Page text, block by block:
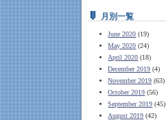
月別一覧
June 2020 (19)
May 2020 (24)
April 2020 (18)
December 2019 (4)
November 2019 (63)
October 2019 (56)
September 2019 (45)
August 2019 (42)